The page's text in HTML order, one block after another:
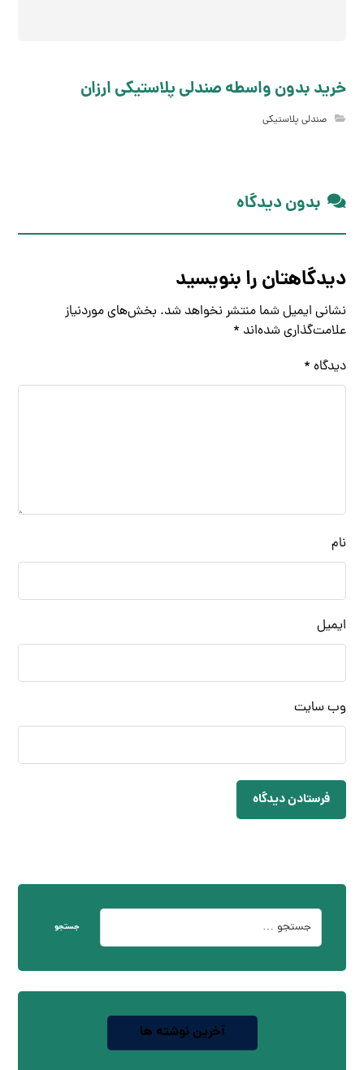
خرید بدون واسطه صندلی پلاستیکی ارزان
صندلی پلاستیکی
بدون دیدگاه
دیدگاهتان را بنویسید
نشانی ایمیل شما منتشر نخواهد شد. بخش‌های موردنیاز
علامت‌گذاری شده‌اند *
دیدگاه *
نام
ایمیل
وب‌ سایت
فرستادن دیدگاه
جستجو
آخرین نوشته ها